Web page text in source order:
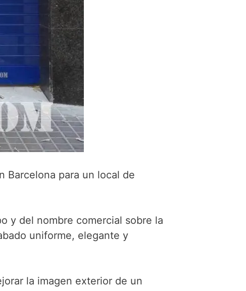
Barcelona para un local de
y del nombre comercial sobre la
uniforme, elegante y
la imagen exterior de un